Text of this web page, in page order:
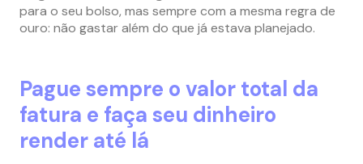
para o seu bolso, mas sempre com a mesma regra de
ouro: não gastar além do que já estava planejado.
Pague sempre o valor total da
fatura e faça seu dinheiro
render até lá